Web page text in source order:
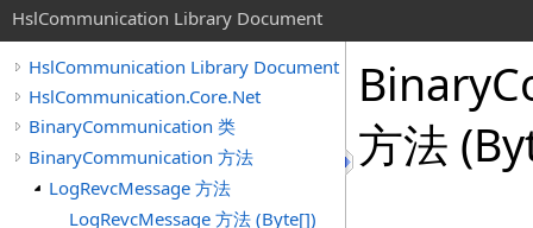
HslCommunication Library Document
HslCommunication Library Document
HslCommunication.Core.Net
BinaryCommunication 类
BinaryCommunication 方法
LogRevcMessage 方法
LogRevcMessage 方法 (Byte[])
方法 (